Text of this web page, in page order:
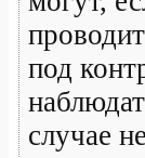
под
случае